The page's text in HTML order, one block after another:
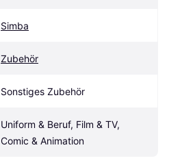
Simba
Zubehör
Sonstiges Zubehör
Uniform & Beruf, Film & TV,
Comic & Animation